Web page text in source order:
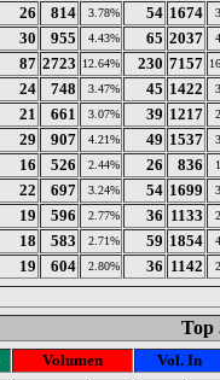
26 814 3.78% 54 1674
30 955 4.43% 65 2037
87 2723 12.64% 230 7157
24 748 3.47% 45 1422
21 661 3.07% 39 1217
29 907 4.21% 49 1537
16 526 2.44% 26 836
22 697 3.24% 54 1699
19 596 2.77% 36 1133
18 583 2.71% 59 1854
19 604 2.80% 36 1142
Top
Volumen
Vol. In